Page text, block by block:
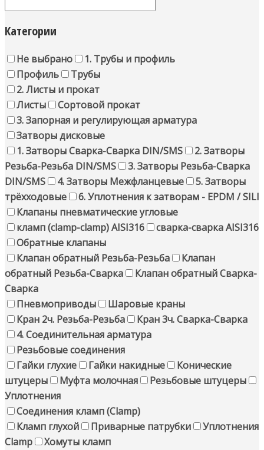
Категории
Не выбрано
1. Трубы и профиль
Профиль
Трубы
2. Листы и прокат
Листы
Сортовой прокат
3. Запорная и регулирующая арматура
Затворы дисковые
1. Затворы Сварка-Сварка DIN/SMS
2. Затворы
Резьба-Резьба DIN/SMS
3. Затворы Резьба-Сварка
DIN/SMS
4. Затворы Межфланцевые
5. Затворы
трёхходовые
6. Уплотнения к затворам - EPDM / SILI
Клапаны пневматические угловые
кламп (clamp-clamp) AISI316
сварка-сварка AISI316
Обратные клапаны
Клапан обратный Резьба-Резьба
Клапан
обратный Резьба-Сварка
Клапан обратный Сварка-
Сварка
Пневмоприводы
Шаровые краны
Кран 2ч. Резьба-Резьба
Кран 3ч. Сварка-Сварка
4. Соединительная арматура
Резьбовые соединения
Гайки глухие
Гайки накидные
Конические
штуцеры
Муфта молочная
Резьбовые штуцеры
Уплотнения
Соединения кламп (Clamp)
Кламп глухой
Приварные патрубки
Уплотнения
Clamp
Хомуты кламп